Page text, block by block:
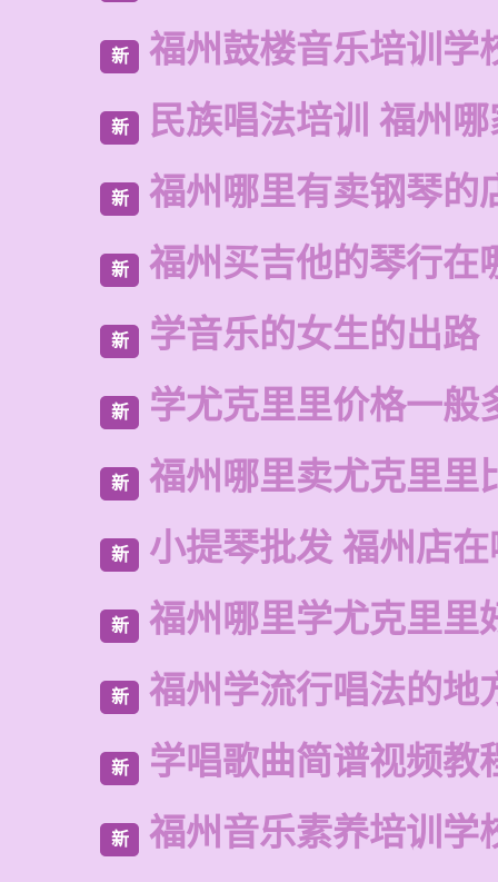
新 福州鼓楼音乐培训学
新 民族唱法培训 福州
新 福州哪里有卖钢琴的
新 福州买吉他的琴行在
新 学音乐的女生的出路
新 学尤克里里价格一般
新 福州哪里卖尤克里里
新 小提琴批发 福州店
新 福州哪里学尤克里里
新 福州学流行唱法的地
新 学唱歌曲简谱视频教
新 福州音乐素养培训学